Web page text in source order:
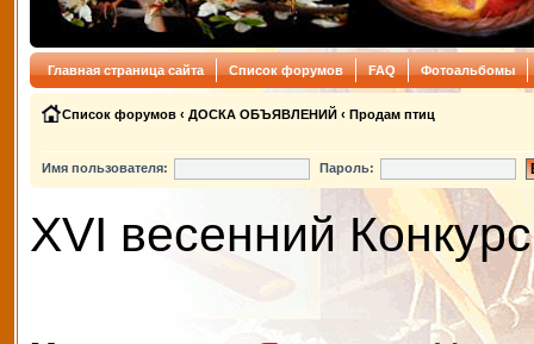
Главная страница сайта Список форумов FAQ Фотоальбомы
Список форумов ‹ ДОСКА ОБЪЯВЛЕНИЙ ‹ Продам птиц
Имя пользователя: Пароль:
XVI весенний